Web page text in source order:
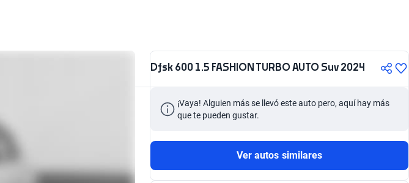
Dfsk 600 1.5 FASHION TURBO AUTO Suv 2024
¡Vaya! Alguien más se llevó este auto pero, aquí hay más
que te pueden gustar.
Ver autos similares